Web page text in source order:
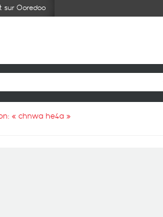
sur Ooredoo
« chnwa he4a »